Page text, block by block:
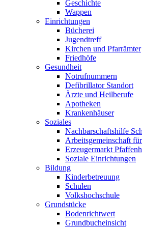
Geschichte
Wappen
Einrichtungen
Bücherei
Jugendtreff
Kirchen und Pfarrämter
Friedhöfe
Gesundheit
Notrufnummern
Defibrillator Standort
Ärzte und Heilberufe
Apotheken
Krankenhäuser
Soziales
Nachbarschaftshilfe
Arbeitsgemeinschaft
Erzeugermarkt
Soziale Einrichtungen
Bildung
Kinderbetreuung
Schulen
Volkshochschule
Grundstücke
Bodenrichtwert
Grundbucheinsicht